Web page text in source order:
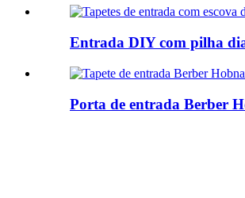
Entrada DIY com pilha
Porta de entrada Berber